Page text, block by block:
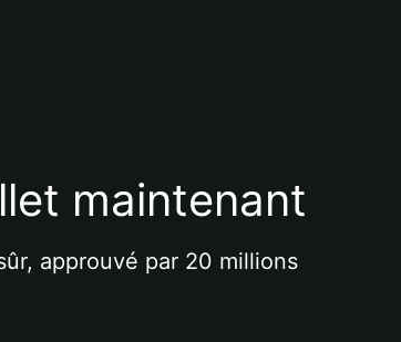
maintenant
approuvé par 20 millions